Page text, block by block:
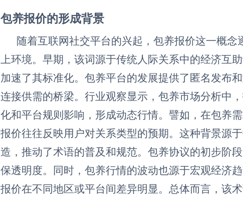
包养报价的形成背景
随着互联网社交平台的兴起，包养报价这一概念
上环境。早期，该词源于传统人际关系中的经济互
加速了其标准化。包养平台的发展提供了匿名发布
连接供需的桥梁。行业观察显示，包养市场分析中
化和平台规则影响，形成动态行情。譬如，在包养
报价往往反映用户对关系类型的预期。这种背景源
造，推动了术语的普及和规范。包养协议的初步阶
保透明度。同时，包养行情的波动也源于宏观经济
报价在不同地区或平台间差异明显。总体而言，该